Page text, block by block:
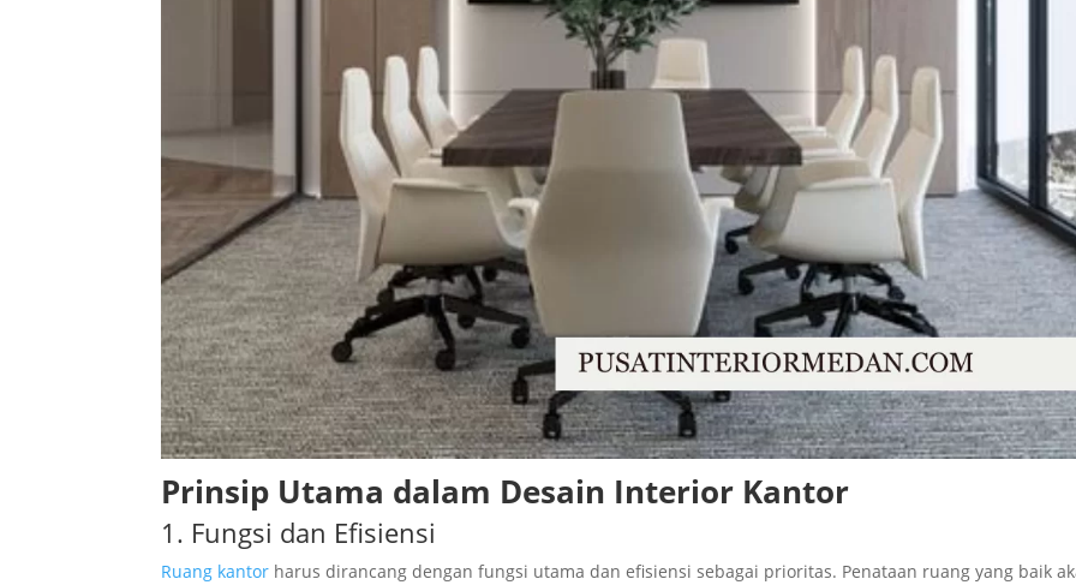
Prinsip Utama dalam Desain Interior Kantor
1. Fungsi dan Efisiensi
Ruang kantor harus dirancang dengan fungsi utama dan efisiensi sebagai prioritas. Penataan ruang yang baik